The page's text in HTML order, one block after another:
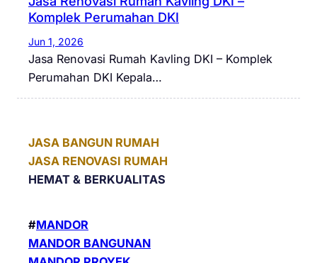
Komplek Perumahan DKI
Jun 1, 2026
Jasa Renovasi Rumah Kavling DKI – Komplek
Perumahan DKI Kepala…
JASA BANGUN RUMAH
JASA RENOVASI RUMAH
HEMAT & BERKUALITAS
#MANDOR
MANDOR BANGUNAN